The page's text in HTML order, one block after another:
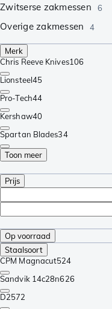
Zwitserse zakmessen 6
Overige zakmessen 4
Merk
Chris Reeve Knives106
Lionsteel45
Pro-Tech44
Kershaw40
Spartan Blades34
Toon meer
Prijs
Op voorraad
Staalsoort
CPM Magnacut524
Sandvik 14c28n626
D2572